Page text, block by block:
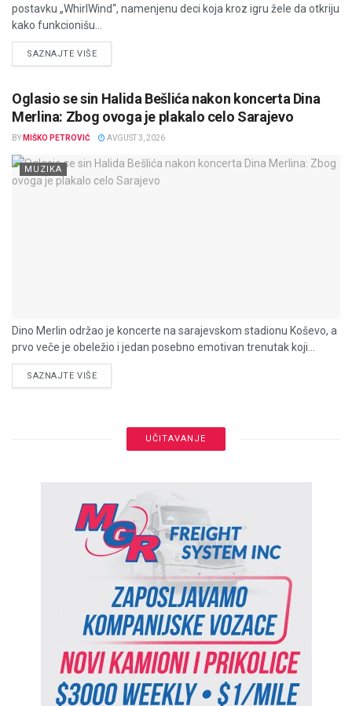
postavku „WhirlWind“, namenjenu deci koja kroz igru žele da otkriju
kako funkcionišu...
SAZNAJTE VIŠEDETAILS
Oglasio se sin Halida Bešlića nakon koncerta Dina
Merlina: Zbog ovoga je plakalo celo Sarajevo
BY MIŠKO PETROVIĆ AVGUST 3, 2026
MUZIKA
Dino Merlin održao je koncerte na sarajevskom stadionu Koševo, a
prvo veče je obeležio i jedan posebno emotivan trenutak koji...
SAZNAJTE VIŠEDETAILS
UČITAVANJE